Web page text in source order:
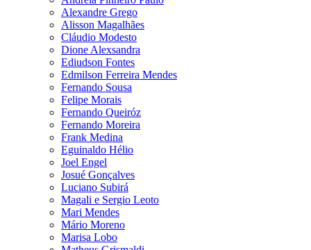
Alexandre Grego
Alisson Magalhães
Cláudio Modesto
Dione Alexsandra
Ediudson Fontes
Edmilson Ferreira Mendes
Fernando Sousa
Felipe Morais
Fernando Queiróz
Fernando Moreira
Frank Medina
Eguinaldo Hélio
Joel Engel
Josué Gonçalves
Luciano Subirá
Magali e Sergio Leoto
Mari Mendes
Mário Moreno
Marisa Lobo